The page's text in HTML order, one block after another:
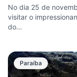
No dia 25 de
visitar o
do…
Paraíba